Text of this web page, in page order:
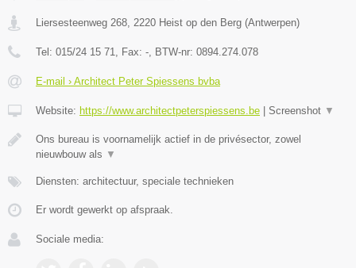
Liersesteenweg 268 2220 Heist op den Berg (Antwerpen)
Tel: 015/24 15 71 , Fax: - , BTW-nr: 0894.274.078
E-mail › Architect Peter Spiessens bvba
Website: https://www.architectpeterspiessens.be Screenshot ▼
Ons bureau is voornamelijk actief in de privésector, zowel
nieuwbouw als ▼
Diensten: architectuur, speciale technieken
Er wordt gewerkt op afspraak.
Sociale media: